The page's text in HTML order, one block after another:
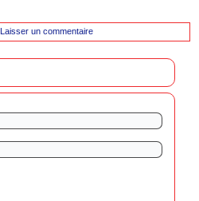
Laisser un commentaire